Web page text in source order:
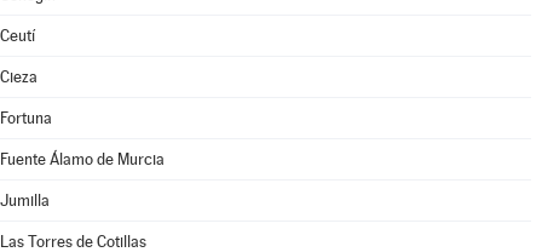
Ceutí
Cieza
Fortuna
Fuente Álamo de Murcia
Jumilla
Las Torres de Cotillas